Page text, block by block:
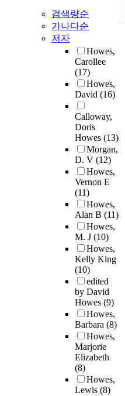
검색량순
가나다순
저자
Howes,
Carollee
(17)
Howes,
David (16)
Calloway,
Doris
Howes (13)
Morgan,
D. V (12)
Howes,
Vernon E
(11)
Howes,
Alan B (11)
Howes,
M. J (10)
Howes,
Kelly King
(10)
edited
by David
Howes (9)
Howes,
Barbara (8)
Howes,
Marjorie
Elizabeth
(8)
Howes,
Lewis (8)